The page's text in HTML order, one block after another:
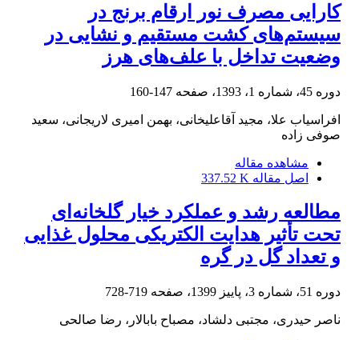
کارایی مصرف نور ارقام برنج در
سیستم‌های کشت مستقیم و نشایی در
وضعیت تداخل با علف‌های هرز
دوره 45، شماره 1، 1393، صفحه 147-160
افراسیاب علا، مجید آقاعلیخانی، بهمن امیری لاریجانی، سعید
صوفی زاده
مشاهده مقاله
اصل مقاله 337.52 K
مطالعه رشد و عملکرد خیار گلخانه‌ای
تحت تأثیر هدایت الکتریکی محلول غذایی
و تعداد گل در ‏گره
دوره 51، شماره 3، پاییز 1399، صفحه 719-728
ناصر حیدری، مجتبی دلشاد، مصباح بابالار، رضا صالحی